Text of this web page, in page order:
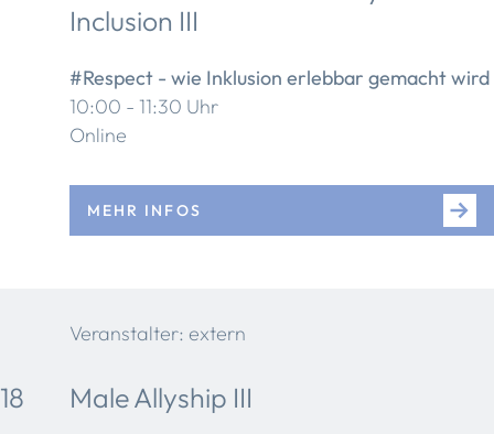
Inclusion III
#Respect - wie Inklusion erlebbar gemacht wird
10:00 - 11:30 Uhr
Online
MEHR INFOS
Veranstalter: extern
18 Male Allyship III